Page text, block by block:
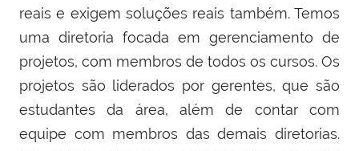
reais e exigem soluções reais também. Temos
uma diretoria focada em gerenciamento de
projetos, com membros de todos os cursos. Os
projetos são liderados por gerentes, que são
estudantes da área, além de contar com
equipe com membros das demais diretorias.